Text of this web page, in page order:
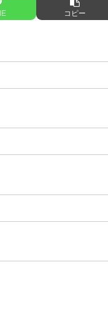
コピー